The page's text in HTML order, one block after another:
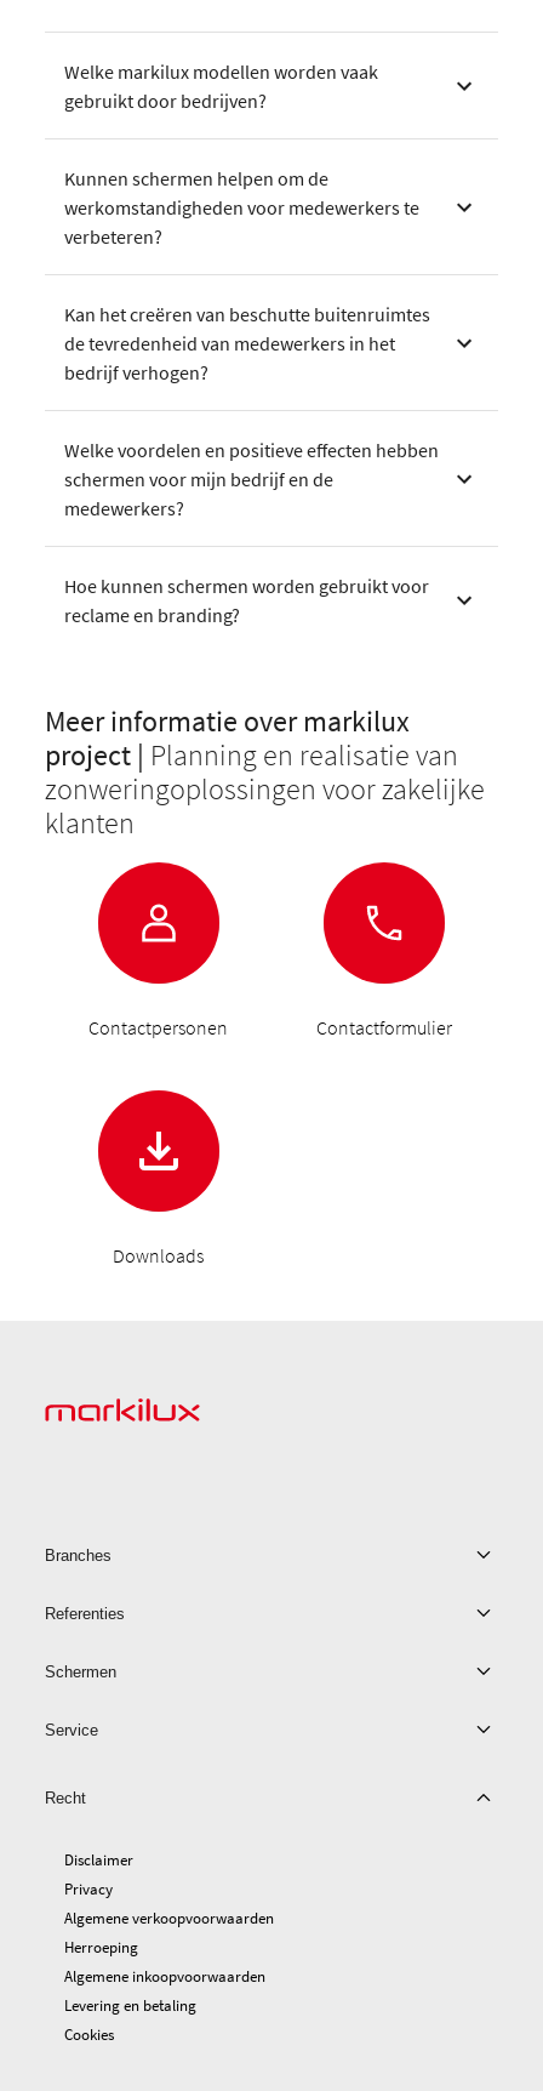
Welke markilux modellen worden vaak
gebruikt door bedrijven?
Kunnen schermen helpen om de
werkomstandigheden voor medewerkers te
verbeteren?
Kan het creëren van beschutte buitenruimtes
de tevredenheid van medewerkers in het
bedrijf verhogen?
Welke voordelen en positieve effecten hebben
schermen voor mijn bedrijf en de
medewerkers?
Hoe kunnen schermen worden gebruikt voor
reclame en branding?
Meer informatie over markilux
project | Planning en realisatie van
zonweringoplossingen voor zakelijke
klanten
Contactpersonen Contactformulier
Downloads
Branches
Referenties
Schermen
Service
Recht
Disclaimer
Privacy
Algemene verkoopvoorwaarden
Herroeping
Algemene inkoopvoorwaarden
Levering en betaling
Cookies